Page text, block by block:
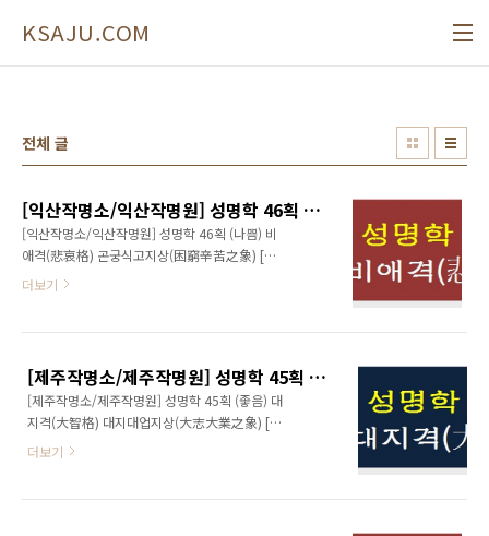
KSAJU.COM
전체 글
[익산작명소/익산작명원] 성명학 46획 (나쁨) 비애격(悲哀格) 곤궁식고지상(困窮辛苦之象)
[익산작명소/익산작명원] 성명학 46획 (나쁨) 비
애격(悲哀格) 곤궁식고지상(困窮辛苦之象) [
미운격(未運格), 변괴운(變怪運), 비애운(悲哀
다. 더구나 일을 도모하고 실행하는 추진력과 담
력이 부족하므로 감나무 아래에서 감이 저절로
떨어지기를 기다리는 것처럼 자신의 재능이 있
어도 앉아서 기회가 오기만 바랄뿐 적극적으로
인 성품으로 인해 사회적으로도 출세운과는 거
더보기
[제주작명소/제주작명원] 성명학 45획 (좋음) 대지격(大智格) 대지대업지상(大志大業之象)
[제주작명소/제주작명원] 성명학 45획 (좋음) 대
지격(大智格) 대지대업지상(大志大業之象) [
순조격(順調格), 번영운(繁榮運), 현달운(顯達
더보기